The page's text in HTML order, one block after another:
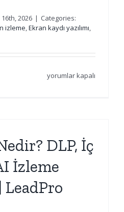
LeadPro
için
2026 | Categories:
izleme,Ekran kaydı yazılımı,
için
yorumlar kapalı
DLP, İç
İzleme